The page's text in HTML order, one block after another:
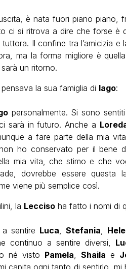
è nata fuori piano piano,
ci si ritrova a dire che forse è
Il confine tra l’amicizia e
ma la forma migliore è quella
un ritorno.
la sua famiglia di Iago:
personalmente. Si sono
sarà in futuro. Anche a
a fare parte della mia
ho conservato per il bene
mia vita, che stimo e che
dovrebbe essere questa
viene più semplice così.
la Leccisoha fatto i nomi di
sentire Luca Stefania
continuo a sentire diversi,
né visto Pamela ,Shaila e
capita ogni tanto di sentirlo, mi